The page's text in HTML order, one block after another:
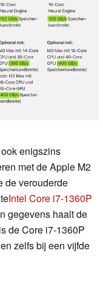
enigszins
met de Apple M2
de verouderde
Intel Core i7-1360P
gegevens haalt de
de Core i7-1360P
zelfs bij een vijfde